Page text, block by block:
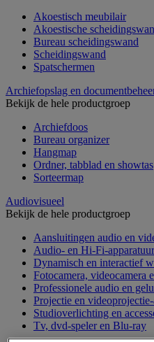
Akoestisch meubilair
Akoestische
Bureau scheidingswand
Scheidingswand
Spatschermen
Archiefopslag en
Bekijk de hele productgroep
Archiefdoos
Bureau organizer
Hangmap
Ordner, tabblad en showtas
Sorteermap
Audiovisueel
Bekijk de hele productgroep
Aansluitingen audio en
Audio- en Hi-Fi-apparatuur
Dynamisch en interactief
Fotocamera, videocamera
Professionele audio en
Projectie en
Studioverlichting en
Tv, dvd-speler en Blu-ray